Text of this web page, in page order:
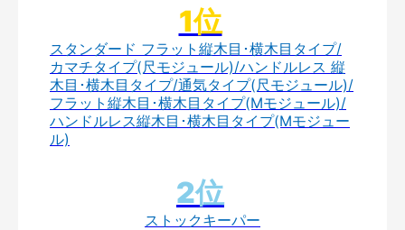
スタンダード フラット縦木目･横木目タイプ/
カマチタイプ(尺モジュール)/ハンドルレス 縦
木目･横木目タイプ/通気タイプ(尺モジュール)/
フラット縦木目･横木目タイプ(Mモジュール)/
ハンドルレス縦木目･横木目タイプ(Mモジュー
ル)
ストックキーパー